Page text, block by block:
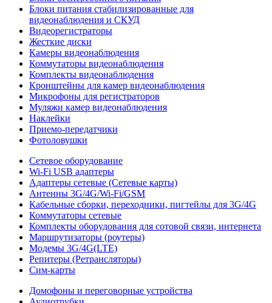
Блоки питания стабилизированные для
видеонаблюдения и СКУД
Видеорегистраторы
Жесткие диски
Камеры видеонаблюдения
Коммутаторы видеонаблюдения
Комплекты видеонаблюдения
Кронштейны для камер видеонаблюдения
Микрофоны для регистраторов
Муляжи камер видеонаблюдения
Наклейки
Приемо-передатчики
Фотоловушки
Сетевое оборудование
Wi-Fi USB адаптеры
Адаптеры сетевые (Сетевые карты)
Антенны 3G/4G/Wi-Fi/GSM
Кабельные сборки, переходники, пигтейлы для 3G/4G
Коммутаторы сетевые
Комплекты оборудования для сотовой связи, интернета
Маршрутизаторы (роутеры)
Модемы 3G/4G(LTE)
Репитеры (Ретрансляторы)
Сим-карты
Домофоны и переговорные устройства